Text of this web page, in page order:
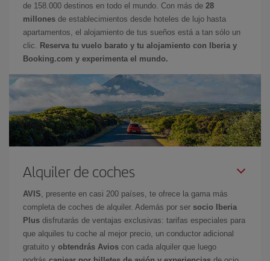
de 158.000 destinos en todo el mundo. Con más de 28
millones de establecimientos desde hoteles de lujo hasta
apartamentos, el alojamiento de tus sueños está a tan sólo un
clic.
Reserva tu vuelo barato y tu alojamiento con Iberia y
Booking.com y experimenta el mundo.
Alquiler de coches
AVIS , presente en casi 200 países, te ofrece la gama más
completa de coches de alquiler. Además por ser socio Iberia
Plus disfrutarás de ventajas exclusivas: tarifas especiales para
que alquiles tu coche al mejor precio, un conductor adicional
gratuito y obtendrás Avios con cada alquiler que luego